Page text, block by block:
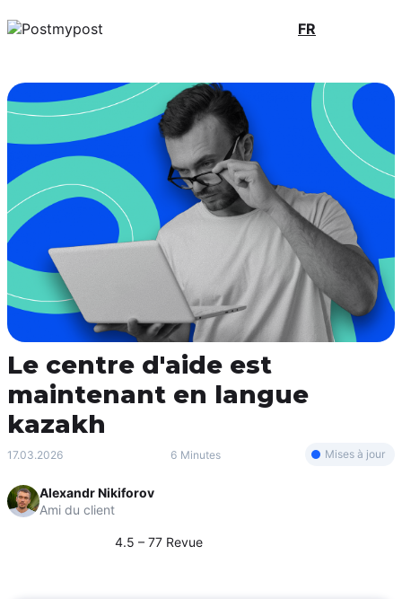
FR
Le centre d'aide est
maintenant en langue
kazakh
17.03.2026 6 Minutes Mises à jour
Alexandr Nikiforov
Ami du client
4.5 – 77 Revue